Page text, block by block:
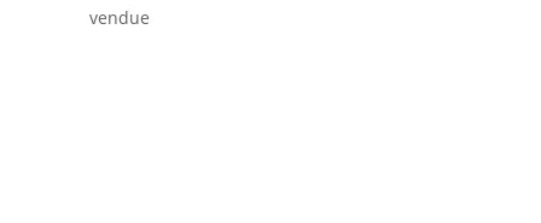
vendue